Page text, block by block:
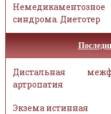
синдрома. Диетотер
Дистальная
артропатия
Экзема истинная